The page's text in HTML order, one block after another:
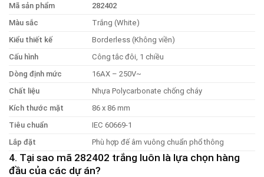
Mã sản phẩm
282402
Màu sắc
Trắng (White)
Kiểu thiết kế
Borderless (Không viền)
Cấu hình
Công tắc đôi, 1 chiều
Dòng định mức
16AX – 250V~
Chất liệu
Nhựa Polycarbonate chống cháy
Kích thước mặt
86 x 86 mm
Tiêu chuẩn
IEC 60669-1
Lắp đặt
Phù hợp đế âm vuông chuẩn phổ thông
4. Tại sao mã 282402 trắng luôn là lựa chọn hàng
đầu của các dự án?